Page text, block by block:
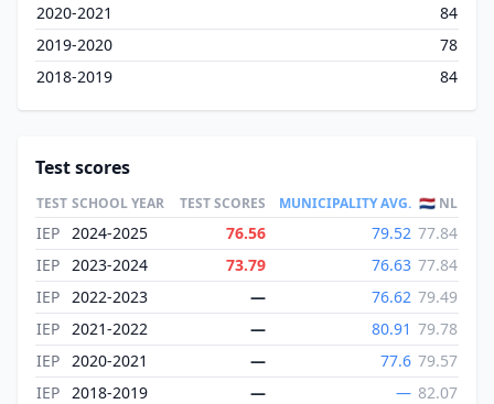
2020-2021
84
2019-2020
78
2018-2019
84
Test scores
TEST SCHOOL YEAR TEST SCORES MUNICIPALITY AVG. 🇳🇱 NL
IEP 2024-2025 76.56 79.52 77.84
IEP 2023-2024 73.79 76.63 77.84
IEP 2022-2023 — 76.62 79.49
IEP 2021-2022 — 80.91 79.78
IEP 2020-2021 — 77.6 79.57
IEP 2018-2019 — — 82.07